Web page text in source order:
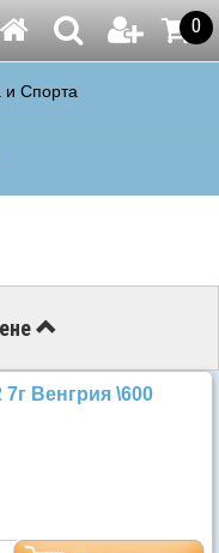
0
Спорта
Венгрия \600